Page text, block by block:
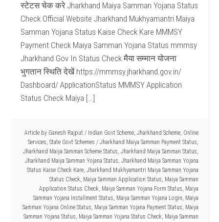
स्टेटस चेक करे Jharkhand Maiya Samman Yojana Status
Check Official Website Jharkhand Mukhyamantri Maiya
Samman Yojana Status Kaise Check Kare MMMSY
Payment Check Maiya Samman Yojana Status mmmsy
Jharkhand Gov In Status Check मैया सम्मान योजना
भुगतान स्थिति देखें https://mmmsy.jharkhand.gov.in/
Dashboard/ ApplicationStatus MMMSY Application
Status Check Maiya […]
Article by Ganesh Rajput / Indian Govt Scheme, Jharkhand Scheme, Online
Services, State Govt Schemes / Jharkhand Maiya Samman Payment Status,
Jharkhand Maiya Samman Scheme Status, Jharkhand Maiya Samman Status,
Jharkhand Maiya Samman Yojana Status, Jharkhand Maiya Samman Yojana
Status Kaise Check Kare, Jharkhand Mukhyamantri Maiya Samman Yojana
Status Check, Maiya Samman Application Status, Maiya Samman
Application Status Check, Maiya Samman Yojana Form Status, Maiya
Samman Yojana Installment Status, Maiya Samman Yojana Login, Maiya
Samman Yojana Online Status, Maiya Samman Yojana Payment Status, Maiya
Samman Yojana Status, Maiya Samman Yojana Status Check, Maiya Samman